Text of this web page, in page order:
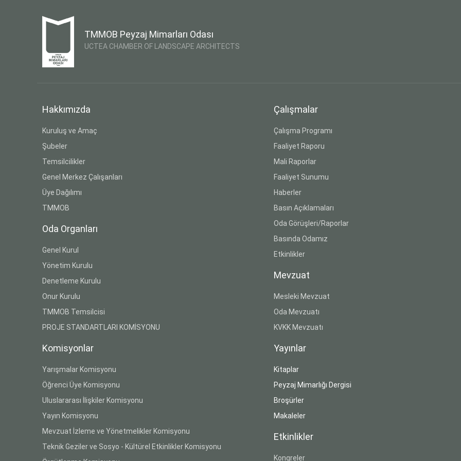
TMMOB Peyzaj Mimarları Odası
UCTEA CHAMBER OF LANDSCAPE ARCHITECTS
Hakkımızda
Kuruluş ve Amaç
Şubeler
Temsilcilikler
Genel Merkez Çalışanları
Üye Dağılımı
TMMOB
Oda Organları
Genel Kurul
Yönetim Kurulu
Denetleme Kurulu
Onur Kurulu
TMMOB Temsilcisi
PROJE STANDARTLARI KOMİSYONU
Komisyonlar
Yarışmalar Komisyonu
Öğrenci Üye Komisyonu
Uluslararası İlişkiler Komisyonu
Yayın Komisyonu
Mevzuat İzleme ve Yönetmelikler Komisyonu
Teknik Geziler ve Sosyo - Kültürel Etkinlikler Komisyonu
Çalışmalar
Çalışma Programı
Faaliyet Raporu
Mali Raporlar
Faaliyet Sunumu
Haberler
Basın Açıklamaları
Oda Görüşleri/Raporlar
Basında Odamız
Etkinlikler
Mevzuat
Mesleki Mevzuat
Oda Mevzuatı
KVKK Mevzuatı
Yayınlar
Kitaplar
Peyzaj Mimarlığı Dergisi
Broşürler
Makaleler
Etkinlikler
Kongreler